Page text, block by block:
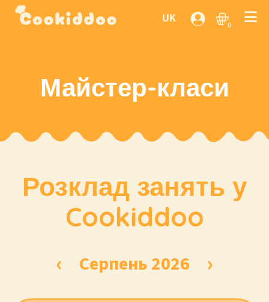
UK 0
Майстер-класи
Розклад занять у
Cookiddoo
‹ Серпень 2026 ›